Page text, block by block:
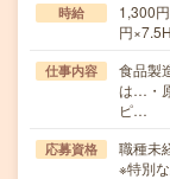
時給
1,300
円
仕事内容
食品製
は…・
ピ…
応募資格
職種未
※特別